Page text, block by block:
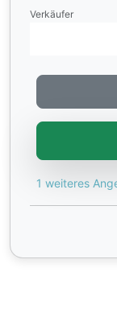
Verkäufer
1 weiteres